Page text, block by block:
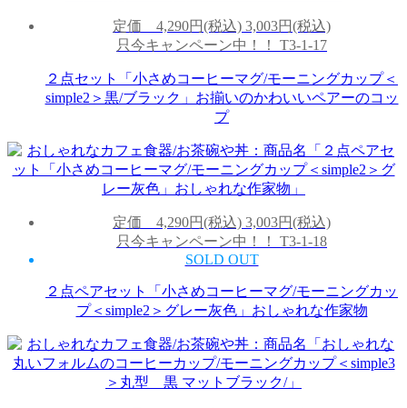
定価 4,290円(税込) 3,003円(税込)
只今キャンペーン中！！ T3-1-17
２点セット「小さめコーヒーマグ/モーニングカップ＜
simple2＞黒/ブラック」お揃いのかわいいペアーのコッ
プ
定価 4,290円(税込) 3,003円(税込)
只今キャンペーン中！！ T3-1-18
SOLD OUT
２点ペアセット「小さめコーヒーマグ/モーニングカッ
プ＜simple2＞グレー灰色」おしゃれな作家物